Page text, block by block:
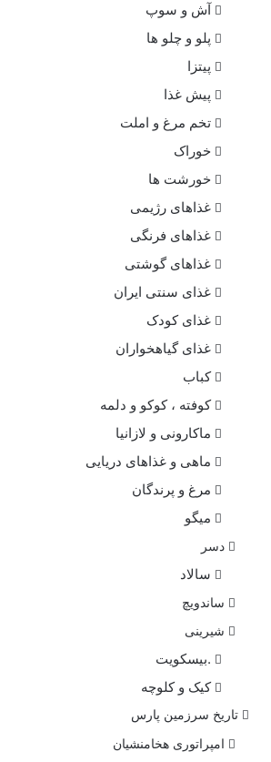
آش و سوپ
پلو و چلو ها
پیتزا
پیش غذا
تخم مرغ و املت
خوراک
خورشت ها
غذاهای رژیمی
غذاهای فرنگی
غذاهای گوشتی
غذای سنتی ایران
غذای کودک
غذای گیاهخواران
کباب
کوفته ، کوکو و دلمه
ماکارونی و لازانیا
ماهی و غذاهای دریایی
مرغ و پرندگان
میگو
دسر
سالاد
ساندویچ
شیرینی
.بیسکویت
کیک و کلوچه
تاریخ سرزمین پارس
امپراتوری هخامنشیان